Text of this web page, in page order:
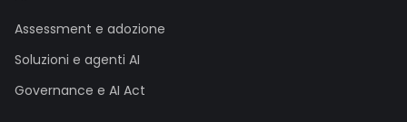
Assessment e adozione
Soluzioni e agenti AI
Governance e AI Act